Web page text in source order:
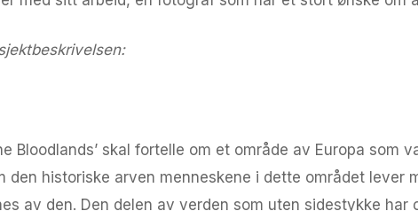
Bloodlands’ skal fortelle om et område av Europa
den historiske arven menneskene i dette området
av den. Den delen av verden som uten sidestykke